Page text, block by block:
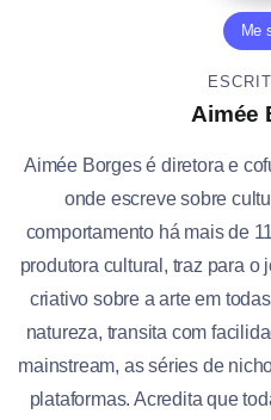
Me
Aimée
Aimée Borges é diretora e
onde escreve sobre
comportamento há mais de
produtora cultural, traz para
criativo sobre a arte em
natureza, transita com
mainstream, as séries de
plataformas. Acredita que